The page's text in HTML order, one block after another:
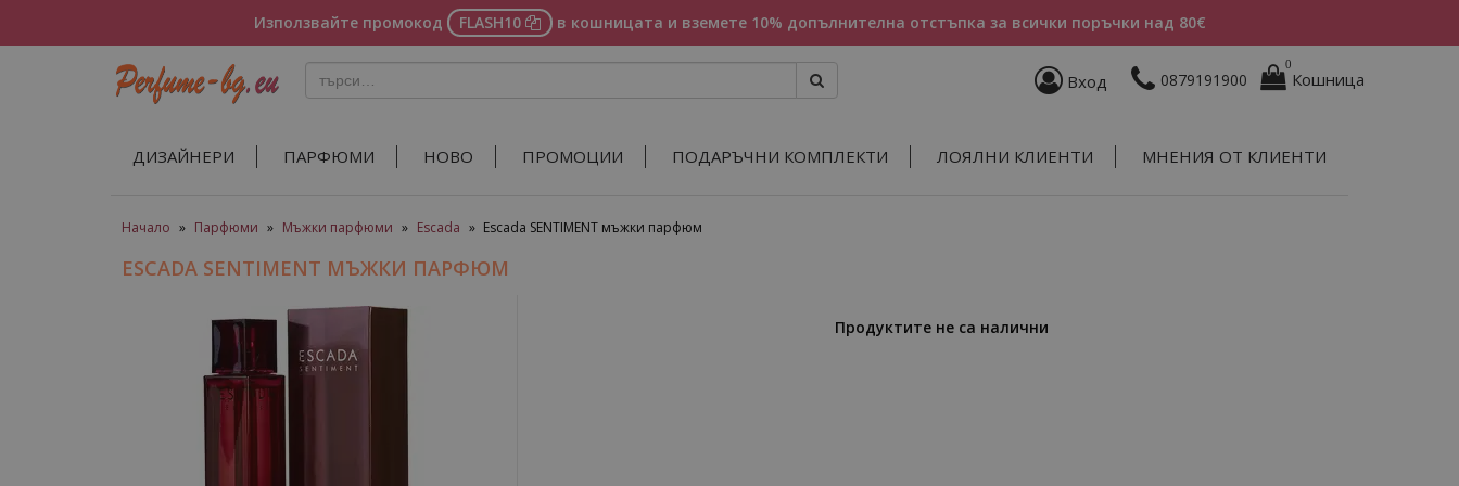
Използвайте промокод FLASH10 в кошницата и вземете 10% допълнителна отстъпка за всички поръчки над 80€
Вход 0879191900
0
Кошница
ДИЗАЙНЕРИ ПАРФЮМИ НОВО ПРОМОЦИИ ПОДАРЪЧНИ КОМПЛЕКТИ ЛОЯЛНИ КЛИЕНТИ МНЕНИЯ ОТ КЛИЕНТИ
Начало » Парфюми » Мъжки парфюми » Escada » Escada SENTIMENT мъжки парфюм
ESCADA SENTIMENT МЪЖКИ ПАРФЮМ
Продуктите не са налични